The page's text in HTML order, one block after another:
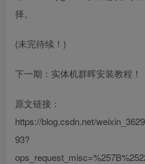
择。
(未完待续！)
下一期：实体机群晖安装教程！
原文链接：
https://blog.csdn.net/
93?